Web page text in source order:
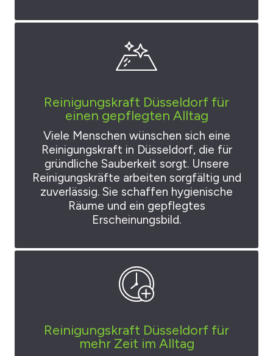
Reinigungskraft Düsseldorf für
einen gepflegten Alltag
Viele Menschen wünschen sich eine
Reinigungskraft in Düsseldorf, die für
gründliche Sauberkeit sorgt. Unsere
Reinigungskräfte arbeiten sorgfältig und
zuverlässig. Sie schaffen hygienische
Räume und ein gepflegtes
Erscheinungsbild.
Reinigungskraft Düsseldorf für
mehr Zeit im Alltag